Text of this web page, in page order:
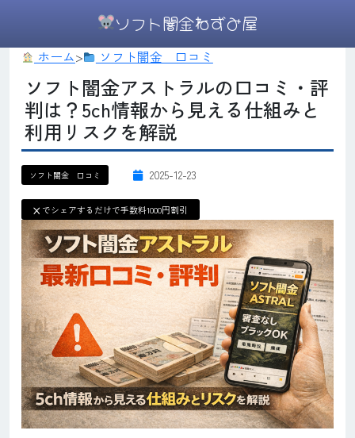
ソフト闇金ねずみ屋
ホーム> ソフト闇金 口コミ
ソフト闇金アストラルの口コミ・評
判は？5ch情報から見える仕組みと
利用リスクを解説
ソフト闇金 口コミ 2025-12-23
X でシェアするだけで手数料1000円割引